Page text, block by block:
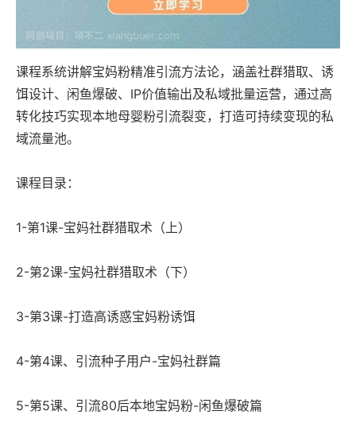
课程系统讲解宝妈粉精准引流方法论，涵盖社群猎取、诱
饵设计、闲鱼爆破、IP价值输出及私域批量运营，通过高
转化技巧实现本地母婴粉引流裂变，打造可持续变现的私
域流量池。
课程目录：
1-第1课-宝妈社群猎取术（上）
2-第2课-宝妈社群猎取术（下）
3-第3课-打造高诱惑宝妈粉诱饵
4-第4课、引流种子用户-宝妈社群篇
5-第5课、引流80后本地宝妈粉-闲鱼爆破篇